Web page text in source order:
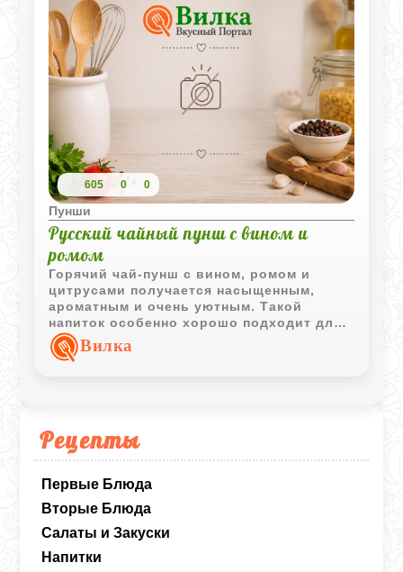
Рецепты
Первые Блюда
Вторые Блюда
Салаты и Закуски
Напитки
605 0 0
Пунши
Русский чайный пунш с вином и
ромом
Горячий чай-пунш с вином, ромом и
цитрусами получается насыщенным,
ароматным и очень уютным. Такой
напиток особенно хорошо подходит для
холодного вечера, когда хочется чего-то
согревающего и пряного без сложного
Вилка